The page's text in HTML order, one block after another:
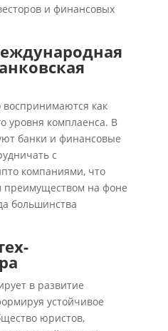
и финансовых
как
уровня комплаенса. В
банки и финансовые
с
компаниями, что
преимуществом на фоне
большинства
в развитие
устойчивое
юристов,